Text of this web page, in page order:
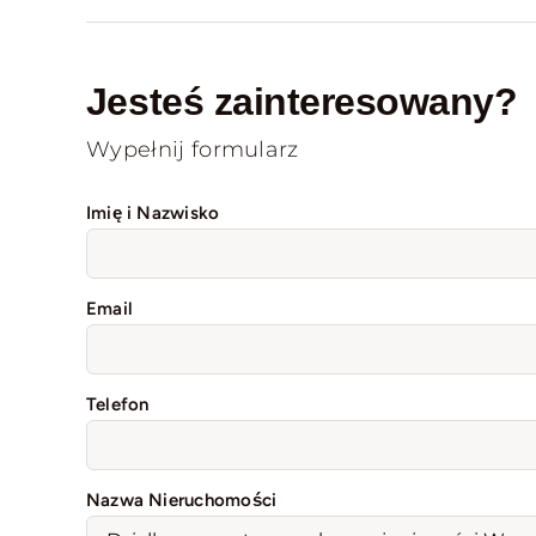
Jesteś zainteresowany?
Wypełnij formularz
Imię i Nazwisko
Email
Telefon
Nazwa Nieruchomości